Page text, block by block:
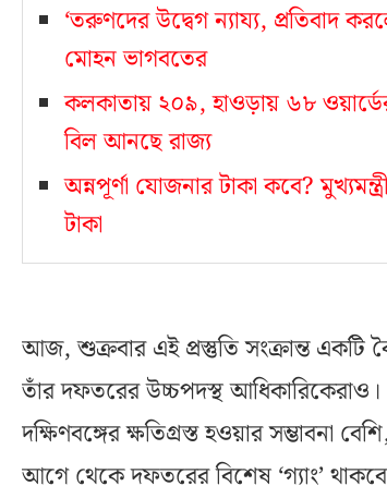
‘তরুণদের উদ্বেগ ন্যায্য, প্রতিবাদ
মোহন ভাগবতের
কলকাতায় ২০৯, হাওড়ায় ৬৮
বিল আনছে রাজ্য
অন্নপূর্ণা যোজনার টাকা কবে?
টাকা
আজ, শুক্রবার এই প্রস্তুতি সংক্রান্ত একটি
তাঁর দফতরের উচ্চপদস্থ
দক্ষিণবঙ্গের ক্ষতিগ্রস্ত হওয়ার সম্ভাবনা
আগে থেকে দফতরের বিশেষ ‘গ্যাং’